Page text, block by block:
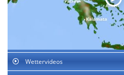
Wettervideos